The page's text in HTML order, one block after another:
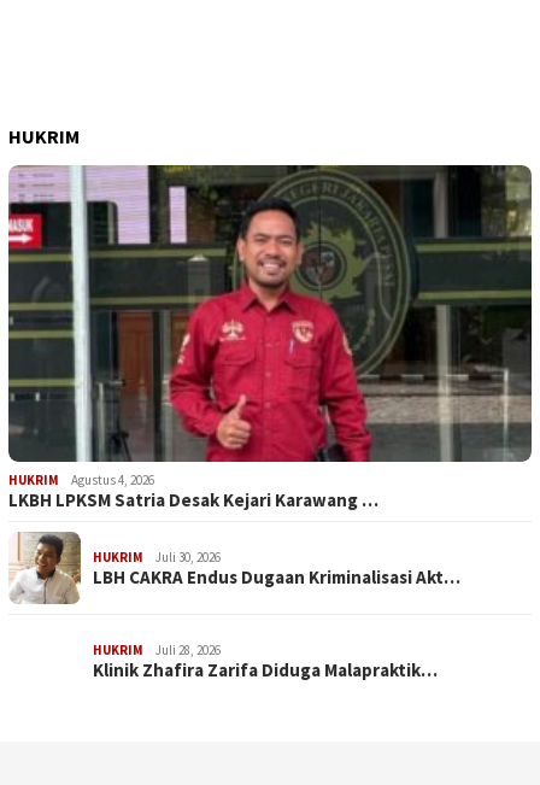
HUKRIM
HUKRIM Agustus 4, 2026
LKBH LPKSM Satria Desak Kejari Karawang …
HUKRIM Juli 30, 2026
LBH CAKRA Endus Dugaan Kriminalisasi Akt…
HUKRIM Juli 28, 2026
Klinik Zhafira Zarifa Diduga Malapraktik…